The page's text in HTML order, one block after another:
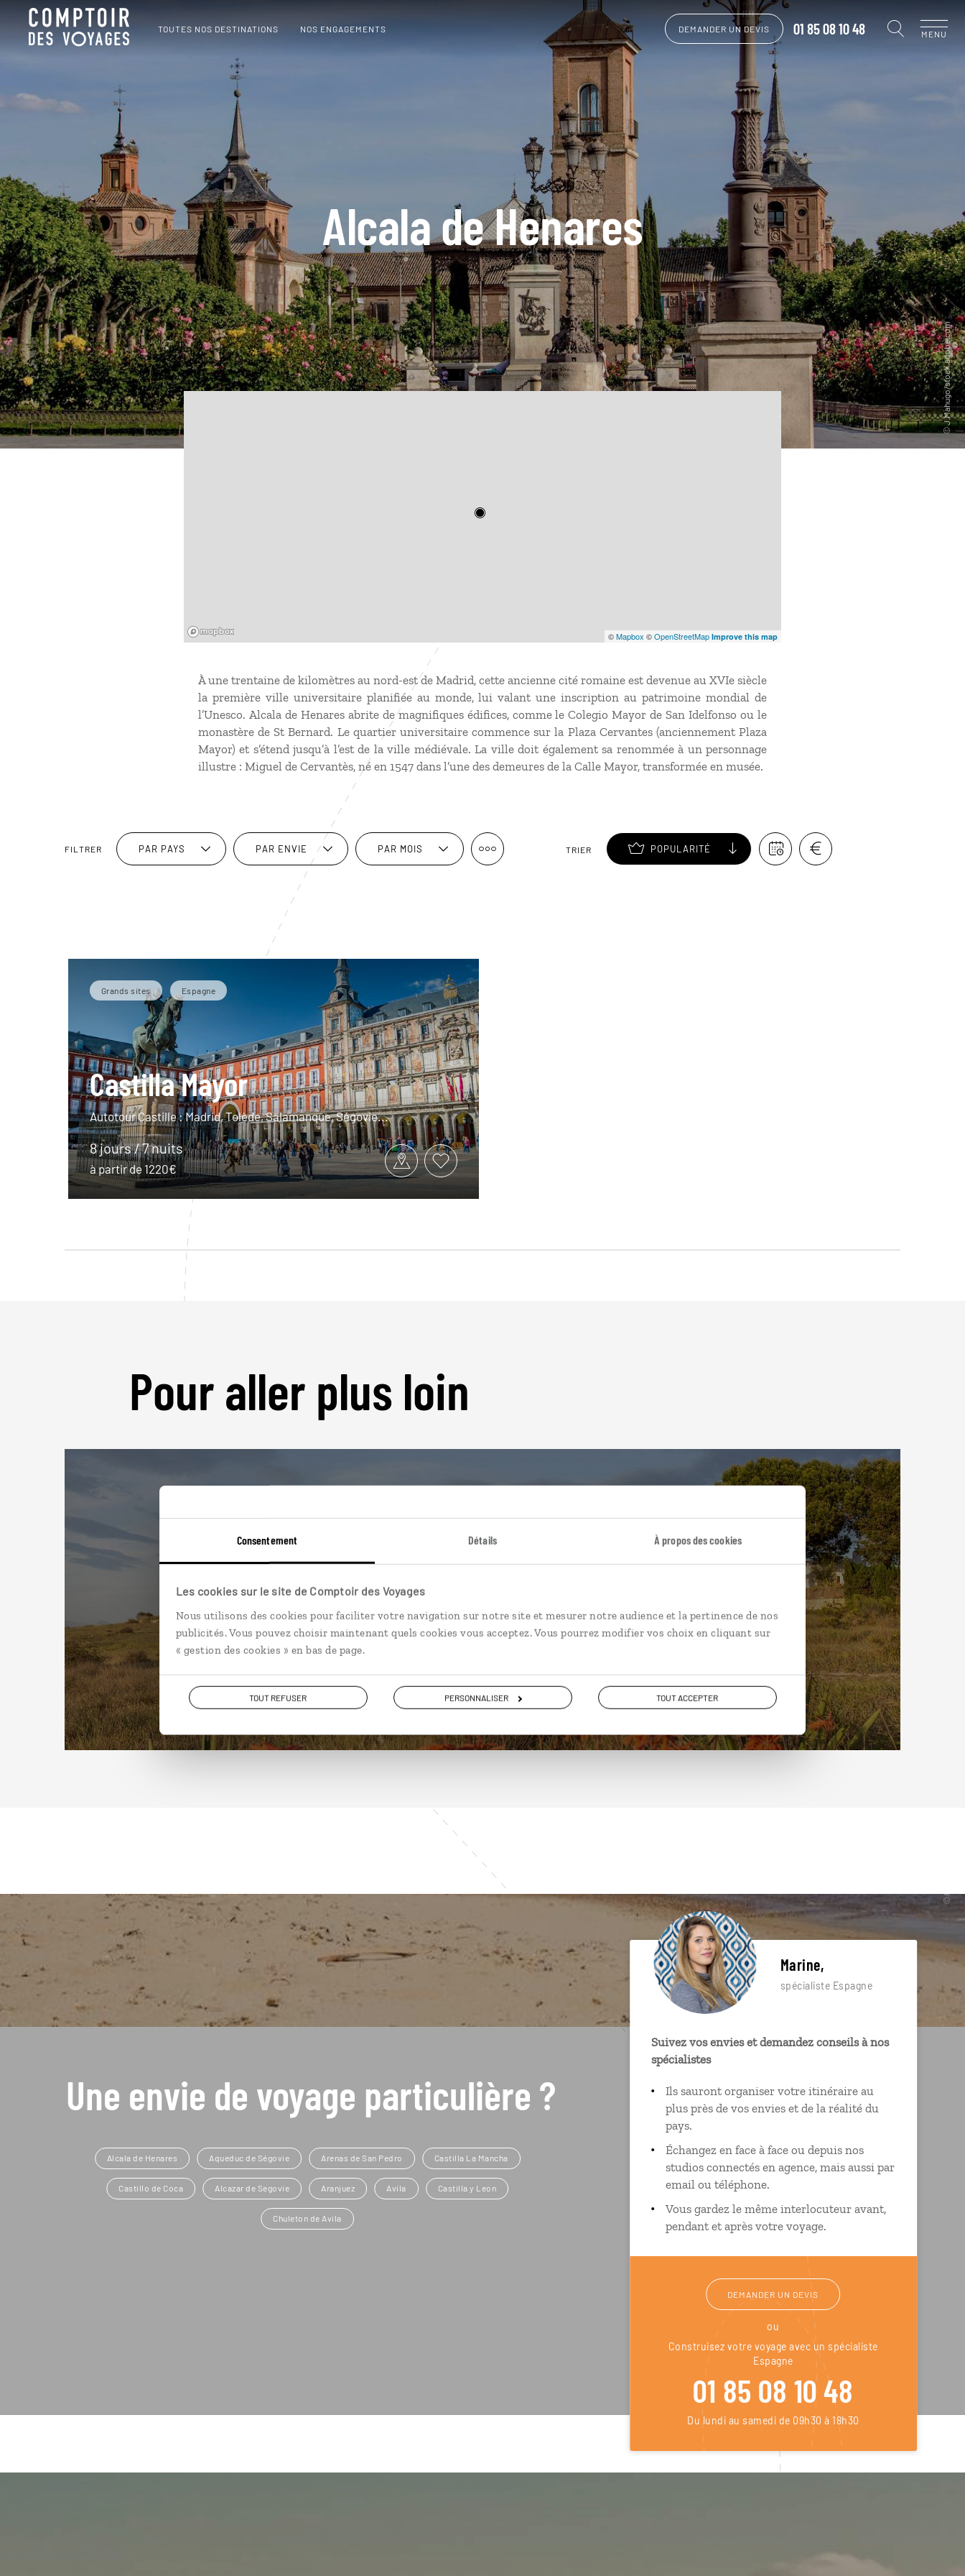
Consentement Détails À propos des cookies
Les cookies sur le site de Comptoir des Voyages
Nous utilisons des cookies pour faciliter votre navigation sur notre site et mesurer notre audience et la pertinence de nos
publicités. Vous pouvez choisir maintenant quels cookies vous acceptez. Vous pourrez modifier vos choix en cliquant sur
« gestion des cookies » en bas de page.
TOUT REFUSER PERSONNALISER TOUT ACCEPTER
TOUTES NOS DESTINATIONS NOS ENGAGEMENTS DEMANDER UN DEVIS 01 85 08 10 48 MENU
Alcala de Henares
©Mapbox ©OpenStreetMap Improve this map
À une trentaine de kilomètres au nord-est de Madrid, cette ancienne cité romaine est devenue au XVIe siècle
la première ville universitaire planifiée au monde, lui valant une inscription au patrimoine mondial de
l’Unesco. Alcala de Henares abrite de magnifiques édifices, comme le Colegio Mayor de San Idelfonso ou le
monastère de St Bernard. Le quartier universitaire commence sur la Plaza Cervantes (anciennement Plaza
Mayor) et s’étend jusqu’à l’est de la ville médiévale. La ville doit également sa renommée à un personnage
illustre : Miguel de Cervantès, né en 1547 dans l’une des demeures de la Calle Mayor, transformée en musée.
FILTRER PAR PAYS PAR ENVIE PAR MOIS TRIER POPULARITÉ
Grands sites Espagne
Castilla Mayor
Autotour Castille : Madrid, Tolède, Salamanque, Ségovie...
8 jours / 7 nuits
à partir de 1220€
Pour aller plus loin
Nos 30 idées de voyage
Espagne
Une envie de voyage particulière ?
Alcala de Henares Aqueduc de Ségovie Arenas de San Pedro Castilla La Mancha
Castillo de Coca Alcazar de Segovie Aranjuez Avila Castilla y Leon
Chuleton de Avila
Marine,
spécialiste Espagne
Suivez vos envies et demandez conseils à nos
spécialistes
Ils sauront organiser votre itinéraire au
plus près de vos envies et de la réalité du
pays.
Échangez en face à face ou depuis nos
studios connectés en agence, mais aussi par
email ou téléphone.
Vous gardez le même interlocuteur avant,
pendant et après votre voyage.
DEMANDER UN DEVIS
ou
Construisez votre voyage avec un spécialiste
Espagne
01 85 08 10 48
Du lundi au samedi de 09h30 à 18h30